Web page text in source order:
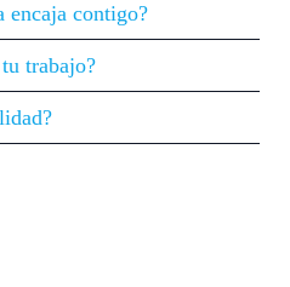
encaja contigo?
trabajo?